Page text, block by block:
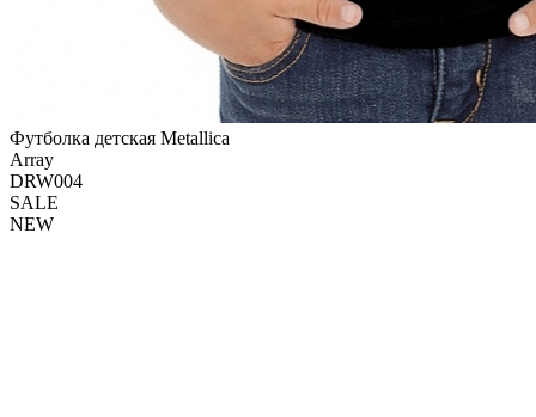
Футболка детская Metallica
Array
DRW004
SALE
NEW